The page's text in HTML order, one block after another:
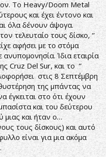
Το Heavy/Doom Metal
και έχει έντονο και
όλα δένουν άψογα.
τελευταίο τους δίσκο, ‘’
αφήσει με το στόμα
ανυπομονησία. Ίδια εταιρία
Cruz Del Sur, και το ‘’
στις 8 Σεπτέμβρη
της μπάντας να
έγκειται στο ότι έχουν
και του δεύτερου
μιας και ήταν ο…
τους δίσκους) και αυτό
είναι για μια ακόμα